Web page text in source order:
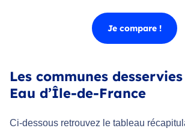
Je compare !
Les communes
Eau d’Île-de-France
Ci-dessous retrouvez le tableau